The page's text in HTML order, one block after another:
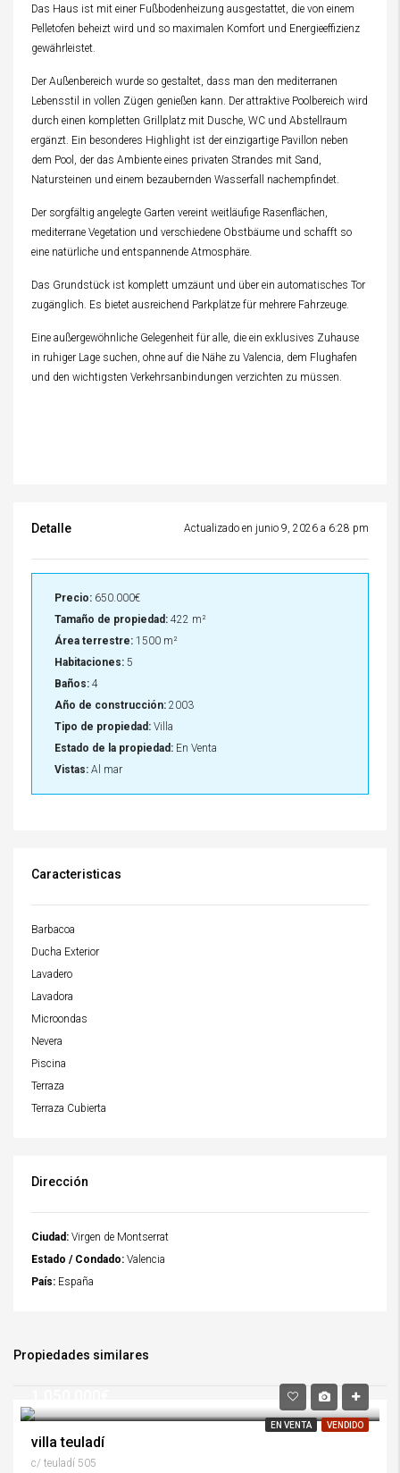
Das Haus ist mit einer Fußbodenheizung ausgestattet, die von einem
Pelletofen beheizt wird und so maximalen Komfort und Energieeffizienz
gewährleistet.
Der Außenbereich wurde so gestaltet, dass man den mediterranen
Lebensstil in vollen Zügen genießen kann. Der attraktive Poolbereich wird
durch einen kompletten Grillplatz mit Dusche, WC und Abstellraum
ergänzt. Ein besonderes Highlight ist der einzigartige Pavillon neben
dem Pool, der das Ambiente eines privaten Strandes mit Sand,
Natursteinen und einem bezaubernden Wasserfall nachempfindet.
Der sorgfältig angelegte Garten vereint weitläufige Rasenflächen,
mediterrane Vegetation und verschiedene Obstbäume und schafft so
eine natürliche und entspannende Atmosphäre.
Das Grundstück ist komplett umzäunt und über ein automatisches Tor
zugänglich. Es bietet ausreichend Parkplätze für mehrere Fahrzeuge.
Eine außergewöhnliche Gelegenheit für alle, die ein exklusives Zuhause
in ruhiger Lage suchen, ohne auf die Nähe zu Valencia, dem Flughafen
und den wichtigsten Verkehrsanbindungen verzichten zu müssen.
Detalle Actualizado en junio 9, 2026 a 6:28 pm
Precio: 650.000€
Tamaño de propiedad: 422 m²
Área terrestre: 1500 m²
Habitaciones: 5
Baños: 4
Año de construcción: 2003
Tipo de propiedad: Villa
Estado de la propiedad: En Venta
Vistas: Al mar
Caracteristicas
Barbacoa
Ducha Exterior
Lavadero
Lavadora
Microondas
Nevera
Piscina
Terraza
Terraza Cubierta
Dirección
Ciudad: Virgen de Montserrat
Estado / Condado: Valencia
País: España
Propiedades similares
EN VENTA VENDIDO
villa teuladí
c/ teuladí 505